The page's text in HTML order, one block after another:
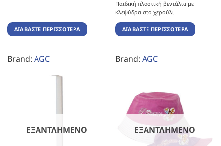
ΔΙΑΒΆΣΤΕ ΠΕΡΙΣΣΌΤΕΡΑ
Brand: AGC
Παιδική πλαστική βεντάλια με
κλεψύδρα στο χερούλι
ΔΙΑΒΆΣΤΕ ΠΕΡΙΣΣΌΤΕΡΑ
Brand: AGC
ΕΞΑΝΤΛΗΜΈΝΟ ΕΞΑΝΤΛΗΜΈΝΟ